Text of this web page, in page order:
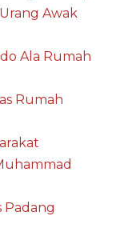
Awak
Ala Rumah
Rumah
Padang